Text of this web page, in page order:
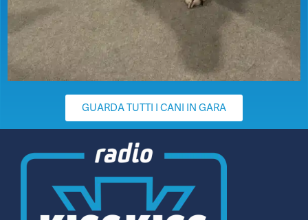
GUARDA TUTTI I CANI IN GARA